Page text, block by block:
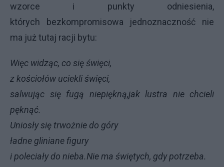
wzorce i punkty odniesienia,
których bezkompromisowa jednoznaczność nie
ma już tutaj racji bytu:
Więc widząc, co się święci,
z kościołów uciekli święci,
salwując się fugą niepiękną,jak lustra nie chcieli
pęknąć.
Uniosły się trwożnie do góry
ładne gliniane figury
i poleciały do nieba.Nie ma świętych, gdy potrzeba.